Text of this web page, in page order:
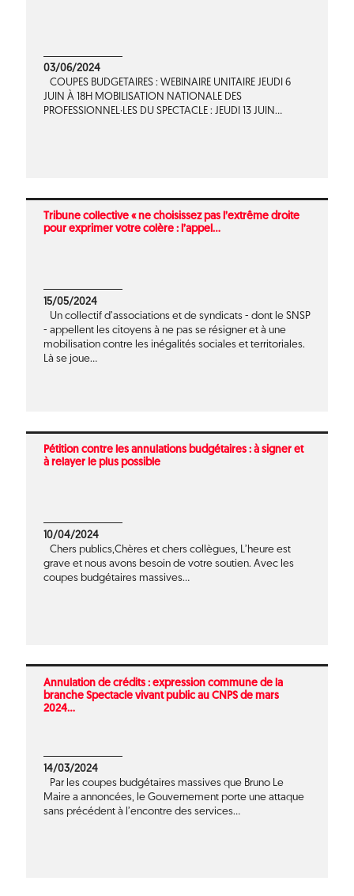
03/06/2024
COUPES BUDGETAIRES : WEBINAIRE UNITAIRE JEUDI 6
JUIN À 18H MOBILISATION NATIONALE DES
PROFESSIONNEL·LES DU SPECTACLE : JEUDI 13 JUIN...
Tribune collective « ne choisissez pas l’extrême droite
pour exprimer votre colère : l’appel...
15/05/2024
Un collectif d’associations et de syndicats - dont le SNSP
- appellent les citoyens à ne pas se résigner et à une
mobilisation contre les inégalités sociales et territoriales.
Là se joue...
Pétition contre les annulations budgétaires : à signer et
à relayer le plus possible
10/04/2024
Chers publics,Chères et chers collègues, L’heure est
grave et nous avons besoin de votre soutien. Avec les
coupes budgétaires massives...
Annulation de crédits : expression commune de la
branche Spectacle vivant public au CNPS de mars
2024...
14/03/2024
Par les coupes budgétaires massives que Bruno Le
Maire a annoncées, le Gouvernement porte une attaque
sans précédent à l’encontre des services...